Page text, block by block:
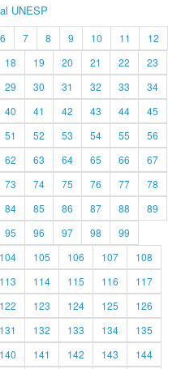
UNESP
6 7 8 9 10 11
12
18 19 20 21 22
23
29 30 31 32 33
34
40 41 42 43 44
45
51 52 53 54 55
56
62 63 64 65 66
67
73 74 75 76 77
78
84 85 86 87 88
89
95 96 97 98
99
104 105 106 107
108
113 114 115 116
117
122 123 124 125
126
131 132 133 134
135
140 141 142 143
144